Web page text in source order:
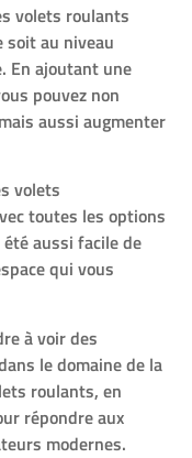
volets roulants
soit au niveau
En ajoutant une
pouvez non
aussi augmenter
volets
toutes les options
aussi facile de
qui vous
à voir des
le domaine de la
roulants, en
répondre aux
modernes.